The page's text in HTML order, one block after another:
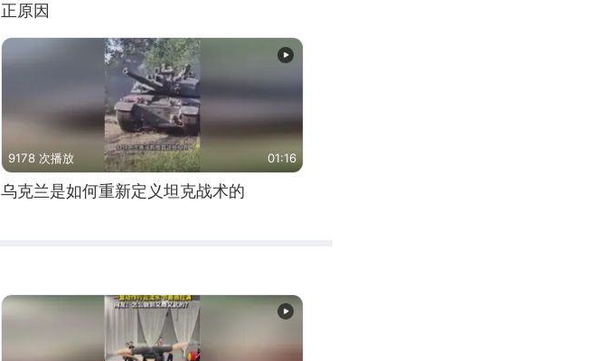
正原因
9178 次播放 01:16
乌克兰是如何重新定义坦克战术的